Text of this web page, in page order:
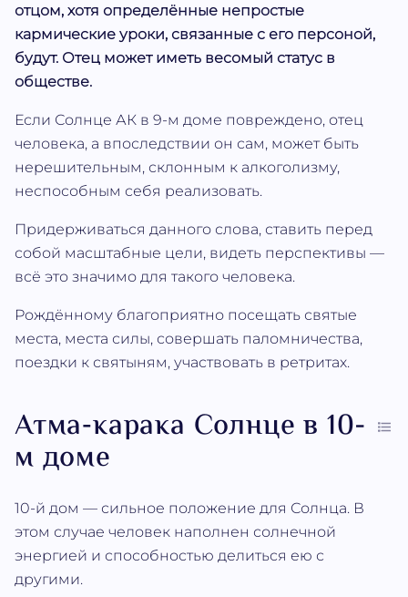
отцом, хотя определённые непростые
кармические уроки, связанные с его персоной,
будут. Отец может иметь весомый статус в
обществе.
Если Солнце АК в 9-м доме повреждено, отец
человека, а впоследствии он сам, может быть
нерешительным, склонным к алкоголизму,
неспособным себя реализовать.
Придерживаться данного слова, ставить перед
собой масштабные цели, видеть перспективы —
всё это значимо для такого человека.
Рождённому благоприятно посещать святые
места, места силы, совершать паломничества,
поездки к святыням, участвовать в ретритах.
Атма‐карака Солнце в 10-
м доме
10-й дом — сильное положение для Солнца. В
этом случае человек наполнен солнечной
энергией и способностью делиться ею с
другими.